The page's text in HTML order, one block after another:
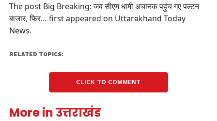
The post Big Breaking: जब सीएम धामी अचानक पहुंच गए पल्टन
बाजार, फिर… first appeared on Uttarakhand Today
News.
RELATED TOPICS:
CLICK TO COMMENT
More in उत्तराखंड